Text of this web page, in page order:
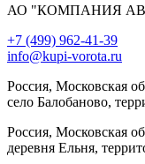
АО "КОМПАНИЯ
+7 (499) 962-41-39
info@kupi-vorota.ru
Россия, Московская
село Балобаново,
Россия, Московская
деревня Ельня,